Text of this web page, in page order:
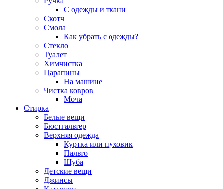
С одежды и ткани
Скотч
Смола
Как убрать с одежды?
Стекло
Туалет
Химчистка
Царапины
На машине
Чистка ковров
Моча
Стирка
Белые вещи
Бюстгальтер
Верхняя одежда
Куртка или пуховик
Пальто
Шуба
Детские вещи
Джинсы